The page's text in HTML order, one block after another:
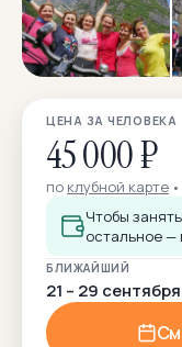
ЦЕНА ЗА ЧЕЛОВЕКА
45 000 ₽
по клубной карте
Чтобы
остальное —
БЛИЖАЙШИЙ
21 – 29 сентября